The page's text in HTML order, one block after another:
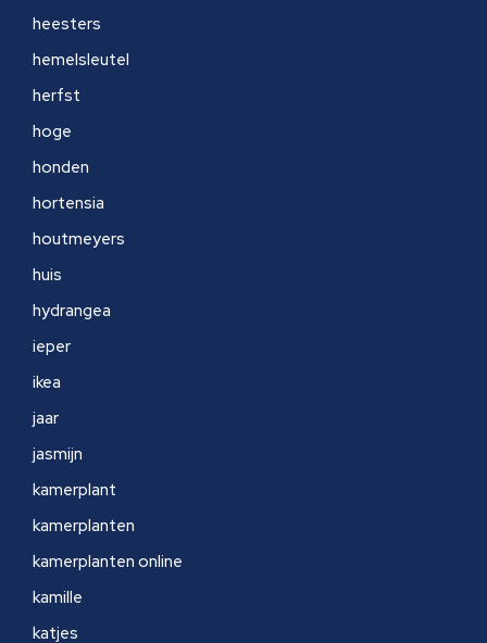
heesters
hemelsleutel
herfst
hoge
honden
hortensia
houtmeyers
huis
hydrangea
ieper
ikea
jaar
jasmijn
kamerplant
kamerplanten
kamerplanten online
kamille
katjes